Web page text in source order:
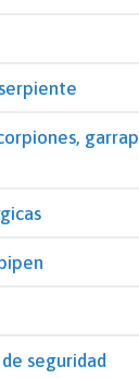
seguridad